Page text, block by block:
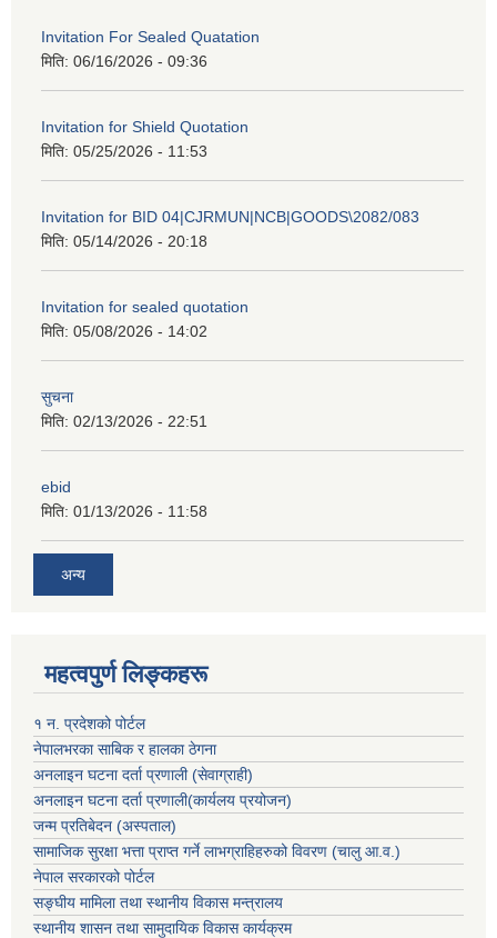
Invitation For Sealed Quatation
मिति: 06/16/2026 - 09:36
Invitation for Shield Quotation
मिति: 05/25/2026 - 11:53
Invitation for BID 04|CJRMUN|NCB|GOODS\2082/083
मिति: 05/14/2026 - 20:18
Invitation for sealed quotation
मिति: 05/08/2026 - 14:02
सुचना
मिति: 02/13/2026 - 22:51
ebid
मिति: 01/13/2026 - 11:58
अन्य
महत्वपुर्ण लिङ्कहरू
१ न. प्रदेशको पोर्टल
नेपालभरका साबिक र हालका ठेगना
अनलाइन घटना दर्ता प्रणाली (सेवाग्राही)
अनलाइन घटना दर्ता प्रणाली(कार्यलय प्रयोजन)
जन्म प्रतिबेदन (अस्पताल)
सामाजिक सुरक्षा भत्ता प्राप्त गर्ने लाभग्राहिहरुको विवरण (चालु आ.व.)
नेपाल सरकारको पोर्टल
सङ्घीय मामिला तथा स्थानीय विकास मन्त्रालय
स्थानीय शासन तथा सामुदायिक विकास कार्यक्रम